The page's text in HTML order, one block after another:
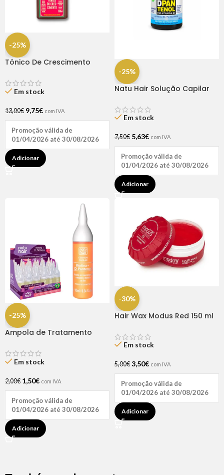
-25%
Tónico De Crescimento
Em stock
13,00€ 9,75€ com IVA
Promoção válida de
01/04/2026 até 30/08/2026
Adicionar
-25%
Natu Hair Solução Capilar
Em stock
7,50€ 5,63€ com IVA
Promoção válida de
01/04/2026 até 30/08/2026
Adicionar
-25%
Ampola de Tratamento
Hair (1 UNIDADE)
Em stock
2,00€ 1,50€ com IVA
Promoção válida de
01/04/2026 até 30/08/2026
Adicionar
-30%
Hair Wax Modus Red 150 ml
Em stock
5,00€ 3,50€ com IVA
Promoção válida de
01/04/2026 até 30/08/2026
Adicionar